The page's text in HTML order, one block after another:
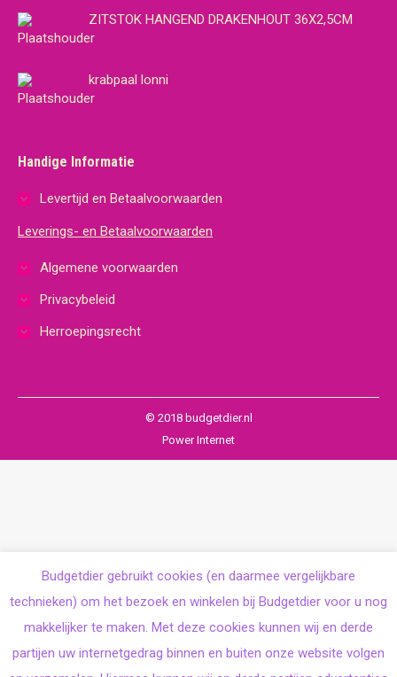
ZITSTOK HANGEND DRAKENHOUT 36X2,5CM
krabpaal lonni
Handige Informatie
Levertijd en Betaalvoorwaarden
Leverings- en Betaalvoorwaarden
Algemene voorwaarden
Privacybeleid
Herroepingsrecht
© 2018 budgetdier.nl
Power Internet
Budgetdier gebruikt cookies (en daarmee vergelijkbare
technieken) om het bezoek en winkelen bij Budgetdier voor u nog
makkelijker te maken. Met deze cookies kunnen wij en derde
partijen uw internetgedrag binnen en buiten onze website volgen